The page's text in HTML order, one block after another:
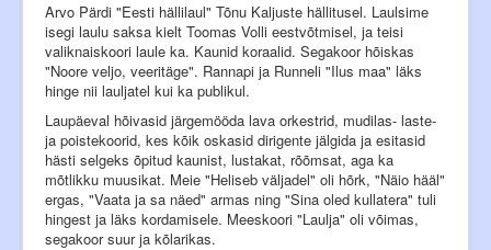
Arvo Pärdi "Eesti hällilaul" Tõnu Kaljuste hällitusel. Laulsime
isegi laulu saksa kielt Toomas Volli eestvõtmisel, ja teisi
valiknaiskoori laule ka. Kaunid koraalid. Segakoor hõiskas
"Noore veljo, veeritäge". Rannapi ja Runneli "Ilus maa" läks
hinge nii lauljatel kui ka publikul.
Laupäeval hõivasid järgemööda lava orkestrid, mudilas- laste-
ja poistekoorid, kes kõik oskasid dirigente jälgida ja esitasid
hästi selgeks õpitud kaunist, lustakat, rõõmsat, aga ka
mõtlikku muusikat. Meie "Heliseb väljadel" oli hõrk, "Näio hääl"
ergas, "Vaata ja sa näed" armas ning "Sina oled kullatera" tuli
hingest ja läks kordamisele. Meeskoori "Laulja" oli võimas,
segakoor suur ja kõlarikas.